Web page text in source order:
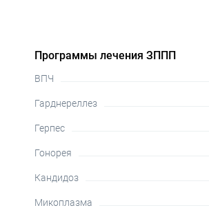
Программы лечения ЗППП
ВПЧ
Гарднереллез
Герпес
Гонорея
Кандидоз
Микоплазма